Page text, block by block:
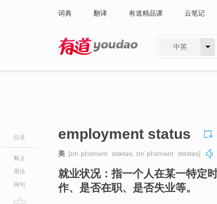
词典 翻译 有道精品课 云笔记
中英
目录
释义
用法
例句
employment status
美 [ɪmˈplɔɪmənt ˈstætəs; ɪmˈplɔɪmənt ˈsteɪtəs]
就业状况：指一个人在某一特定
作、是否在职、是否失业等。